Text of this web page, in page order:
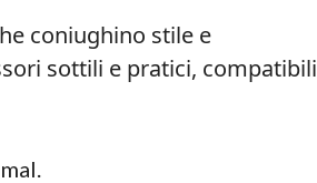
coniughino stile e
sottili e pratici, compatibili